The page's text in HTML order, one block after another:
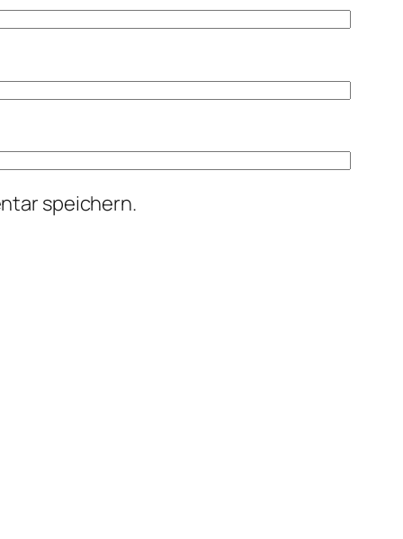
speichern.